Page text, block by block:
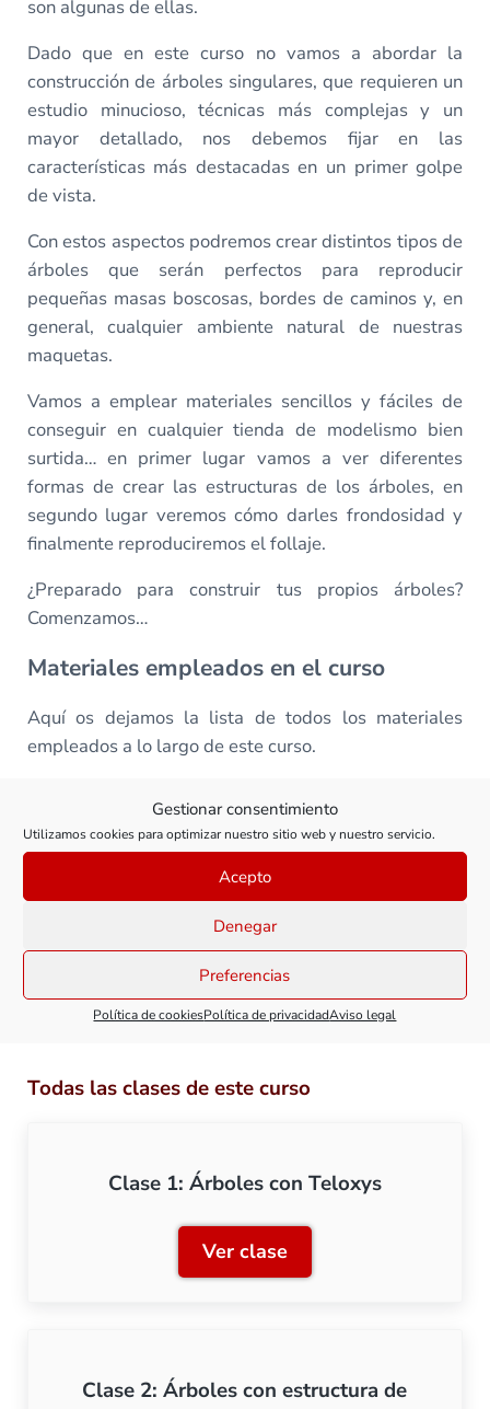
Gestionar consentimiento
Utilizamos cookies para optimizar nuestro sitio web y nuestro servicio.
Acepto
Denegar
Preferencias
Política de cookiesPolítica de privacidadAviso legal
son algunas de ellas.
Dado que en este curso no vamos a abordar la
construcción de árboles singulares, que requieren un
estudio minucioso, técnicas más complejas y un
mayor detallado, nos debemos fijar en las
características más destacadas en un primer golpe
de vista.
Con estos aspectos podremos crear distintos tipos de
árboles que serán perfectos para reproducir
pequeñas masas boscosas, bordes de caminos y, en
general, cualquier ambiente natural de nuestras
maquetas.
Vamos a emplear materiales sencillos y fáciles de
conseguir en cualquier tienda de modelismo bien
surtida… en primer lugar vamos a ver diferentes
formas de crear las estructuras de los árboles, en
segundo lugar veremos cómo darles frondosidad y
finalmente reproduciremos el follaje.
¿Preparado para construir tus propios árboles?
Comenzamos…
Materiales empleados en el curso
Aquí os dejamos la lista de todos los materiales
empleados a lo largo de este curso.
Este contenido es exclusivo para
suscriptores. Para acceder a él, por
hazte miembro
eres, debesiniciar sesión.
Todas las clases de este curso
Clase 1: Árboles con Teloxys
Ver claseClase 1: Árboles con
Clase 2: Árboles con estructura de